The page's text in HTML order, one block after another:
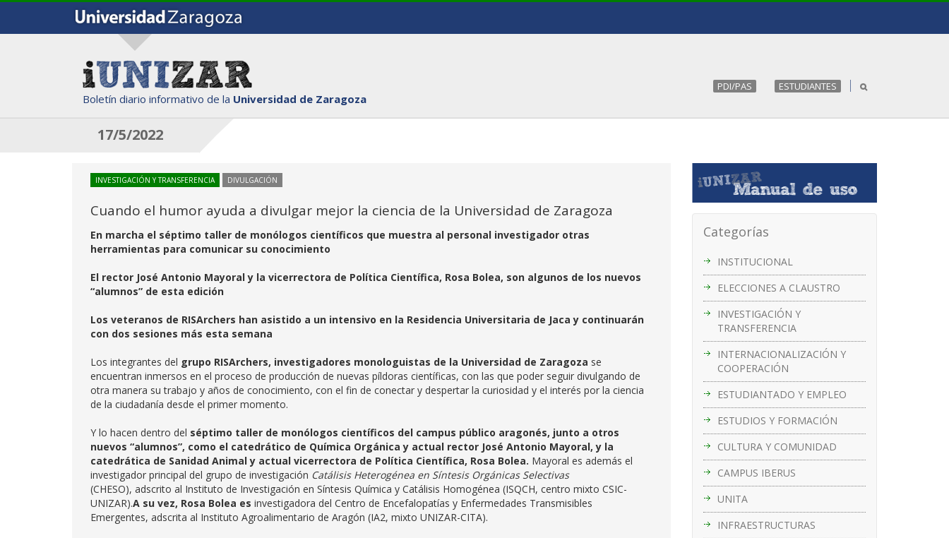
Boletín diario informativo de la Universidad de Zaragoza
PDI/PAS ESTUDIANTES
17/5/2022
Categorías
INSTITUCIONAL
ELECCIONES A CLAUSTRO
INVESTIGACIÓN Y
TRANSFERENCIA
INTERNACIONALIZACIÓN Y
COOPERACIÓN
ESTUDIANTADO Y EMPLEO
ESTUDIOS Y FORMACIÓN
CULTURA Y COMUNIDAD
CAMPUS IBERUS
UNITA
INFRAESTRUCTURAS
INVESTIGACIÓN Y TRANSFERENCIA DIVULGACIÓN
Cuando el humor ayuda a divulgar mejor la ciencia de la Universidad de Zaragoza
En marcha el séptimo taller de monólogos científicos que muestra al personal investigador otras
herramientas para comunicar su conocimiento
El rector José Antonio Mayoral y la vicerrectora de Política Científica, Rosa Bolea, son algunos de los nuevos
“alumnos” de esta edición
Los veteranos de RISArchers han asistido a un intensivo en la Residencia Universitaria de Jaca y continuarán
con dos sesiones más esta semana
Los integrantes del grupo RISArchers, investigadores monologuistas de la Universidad de Zaragoza se
encuentran inmersos en el proceso de producción de nuevas píldoras científicas, con las que poder seguir divulgando de
otra manera su trabajo y años de conocimiento, con el fin de conectar y despertar la curiosidad y el interés por la ciencia
de la ciudadanía desde el primer momento.
Y lo hacen dentro del séptimo taller de monólogos científicos del campus público aragonés, junto a otros
nuevos “alumnos”, como el catedrático de Química Orgánica y actual rector José Antonio Mayoral, y la
catedrática de Sanidad Animal y actual vicerrectora de Política Científica, Rosa Bolea. Mayoral es además el
investigador principal del grupo de investigación Catálisis Heterogénea en Síntesis Orgánicas Selectivas
(CHESO), adscrito al Instituto de Investigación en Síntesis Química y Catálisis Homogénea (ISQCH, centro mixto CSIC-
UNIZAR).A su vez, Rosa Bolea es investigadora del Centro de Encefalopatías y Enfermedades Transmisibles
Emergentes, adscrita al Instituto Agroalimentario de Aragón (IA2, mixto UNIZAR-CITA).